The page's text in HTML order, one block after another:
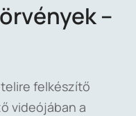
–
felkészítő
videójában a